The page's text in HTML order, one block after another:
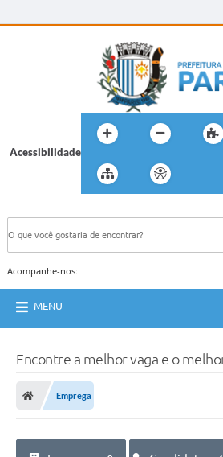
Acessibilidade
Acompanhe-nos:
MENU
Encontre a melhor vaga e o
Emprega